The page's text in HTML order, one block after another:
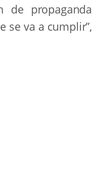
de propaganda
se va a cumplir”,